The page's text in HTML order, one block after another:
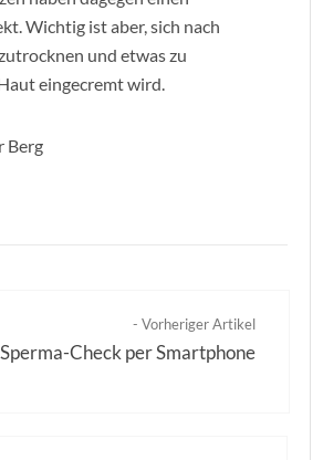
Wichtig ist aber, sich nach
und etwas zu
eingecremt wird.
Berg
- Vorheriger Artikel
Sperma-Check per Smartphone